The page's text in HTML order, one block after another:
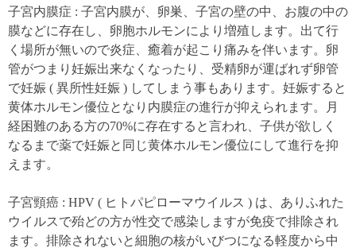
子宮内膜症 : 子宮内膜が、卵巣、子宮の壁の中、お腹の中の
膜などに存在し、卵胞ホルモンにより増殖します。出て行
く場所が無いので炎症、癒着が起こり痛みを伴います。卵
管がつまり妊娠出来なくなったり、受精卵が運ばれず卵管
で妊娠 ( 異所性妊娠 ) してしまう事もあります。妊娠すると
黄体ホルモン優位となり内膜症の進行が抑えられます。月
経困難のある方の70%に存在すると言われ、子供が欲しく
なるまで薬で妊娠と同じ黄体ホルモン優位にして進行を抑
えます。
子宮頸癌 : HPV ( ヒトパピローマウイルス ) は、ありふれた
ウイルスで殆どの方が性交で感染しますが免疫で排除され
ます。排除されないと細胞の核がいびつになる軽度から中